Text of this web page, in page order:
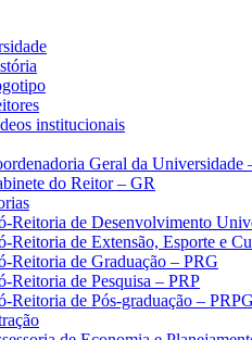
institucionais
Geral da Universidade
do Reitor – GR
Reitoria de Desenvolvimento
Reitoria de Extensão, Esporte e
Reitoria de Graduação – PRG
Reitoria de Pesquisa – PRP
Reitoria de Pós-graduação – PRPG